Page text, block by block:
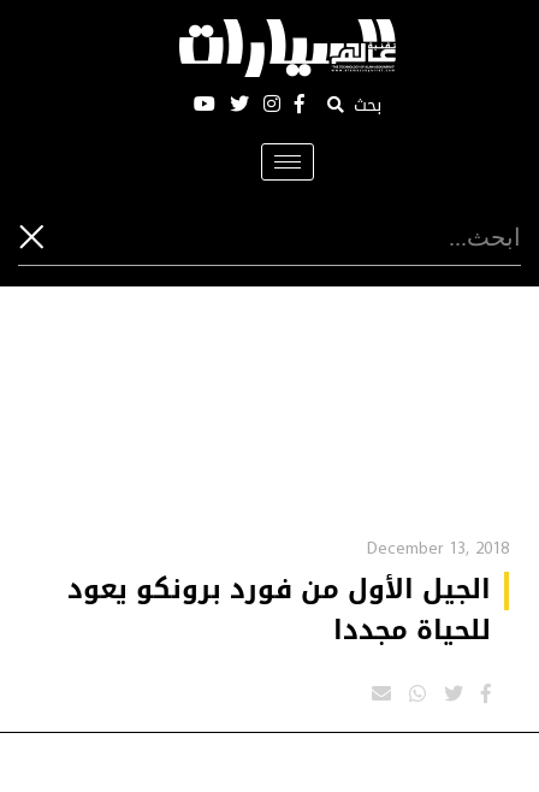
بحث
Toggle
navigation
December 13, 2018
الجيل الأول من فورد برونكو يعود
للحياة مجددا